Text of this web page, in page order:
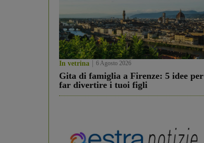
In vetrina 6 Agosto 2026
Gita di famiglia a Firenze: 5 idee per
far divertire i tuoi figli